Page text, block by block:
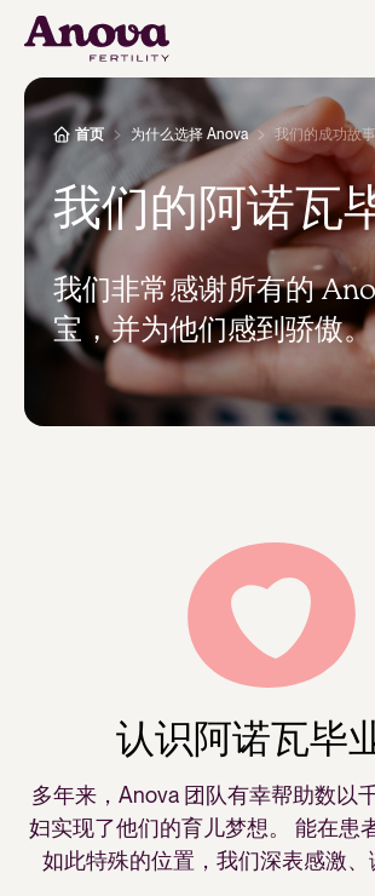
首页 为什么选择 Anova 我们的成功故事
我们的阿诺瓦
我们非常感谢所有的
宝，并为他们感到骄傲。
认识阿诺瓦毕
多年来，Anova 团队有幸帮助数以
妇实现了他们的育儿梦想。 能在患
如此特殊的位置，我们深表感激、